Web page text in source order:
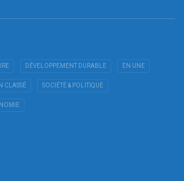
DÉVELOPPEMENT DURABLE EN UNE
CLASSÉ SOCIÉTÉ & POLITIQUE